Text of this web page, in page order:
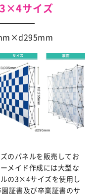
サイズ
のパネルを販売してお
メイド作成には大型な
の3×4サイズを使用し
証書及び卒業証書のサ